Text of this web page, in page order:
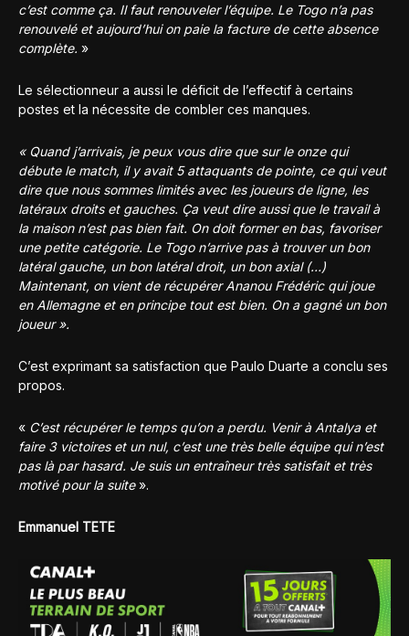
c’est comme ça. Il faut renouveler l’équipe. Le Togo n’a pas
renouvelé et aujourd’hui on paie la facture de cette absence
complète. »
Le sélectionneur a aussi le déficit de l’effectif à certains
postes et la nécessite de combler ces manques.
« Quand j’arrivais, je peux vous dire que sur le onze qui
débute le match, il y avait 5 attaquants de pointe, ce qui veut
dire que nous sommes limités avec les joueurs de ligne, les
latéraux droits et gauches. Ça veut dire aussi que le travail à
la maison n’est pas bien fait. On doit former en bas, favoriser
une petite catégorie. Le Togo n’arrive pas à trouver un bon
latéral gauche, un bon latéral droit, un bon axial (…)
Maintenant, on vient de récupérer Ananou Frédéric qui joue
en Allemagne et en principe tout est bien. On a gagné un bon
joueur ».
C’est exprimant sa satisfaction que Paulo Duarte a conclu ses
propos.
« C’est récupérer le temps qu’on a perdu. Venir à Antalya et
faire 3 victoires et un nul, c’est une très belle équipe qui n’est
pas là par hasard. Je suis un entraîneur très satisfait et très
motivé pour la suite».
Emmanuel TETE